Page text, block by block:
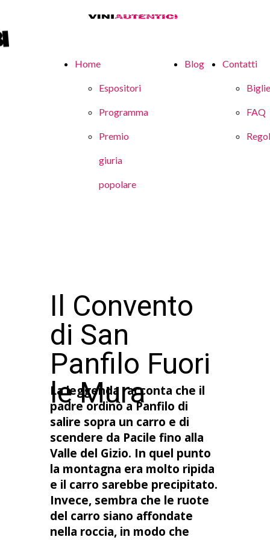
Home
Espositori
Programma
Premio
giuria
popolare
Blog Contatti
FAQ
Il Convento
di San
Panfilo Fuori
le Mura
La leggenda racconta che il
padre ordinò a Panfilo di
salire sopra un carro e di
scendere da Pacile fino alla
Valle del Gizio. In quel punto
la montagna era molto ripida
e il carro sarebbe precipitato.
Invece, sembra che le ruote
del carro siano affondate
nella roccia, in modo che